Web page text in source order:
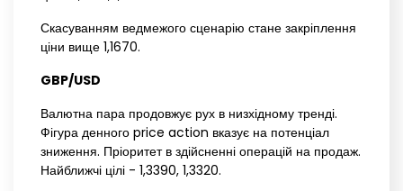
Скасуванням ведмежого сценарію стане закріплення
ціни вище 1,1670.
GBP/USD
Валютна пара продовжує рух в низхідному тренді.
Фігура денного price action вказує на потенціал
зниження. Пріоритет в здійсненні операцій на продаж.
Найближчі цілі - 1,3390, 1,3320.